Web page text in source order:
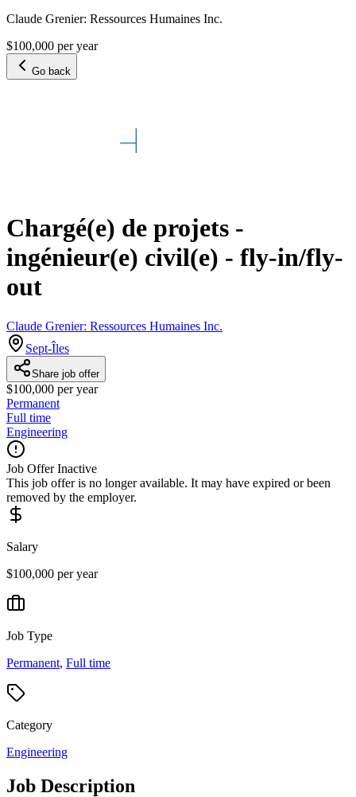
Claude Grenier: Ressources Humaines Inc.
$100,000 per year
Go back
Chargé(e) de projets -
ingénieur(e) civil(e) - fly-in/fly-
out
Claude Grenier: Ressources Humaines Inc.
Sept-Îles
Share job offer
$100,000 per year
Permanent
Full time
Engineering
Job Offer Inactive
This job offer is no longer available. It may have expired or been
removed by the employer.
Salary
$100,000 per year
Job Type
Permanent, Full time
Category
Engineering
Job Description